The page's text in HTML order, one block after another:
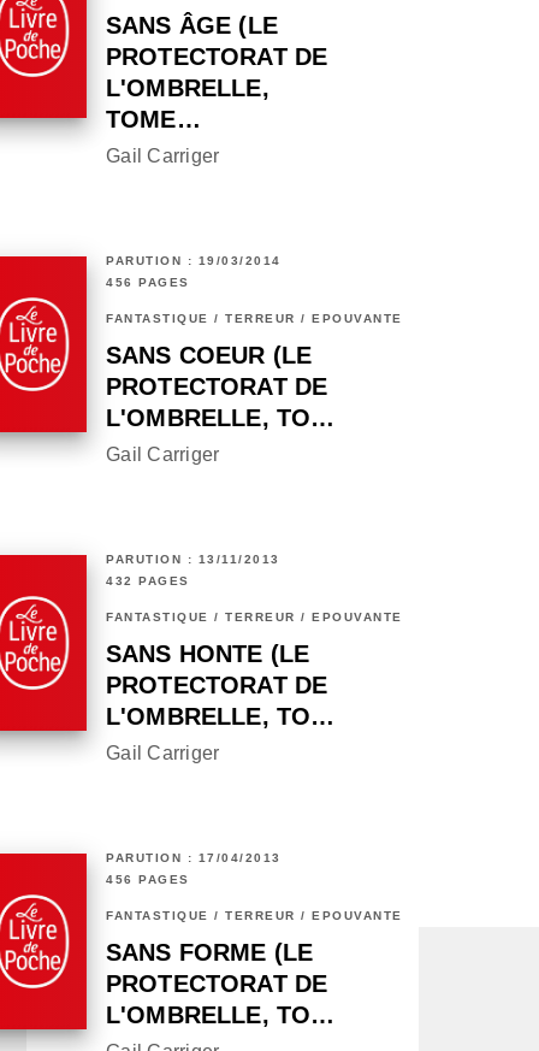
SANS ÂGE (LE
PROTECTORAT DE
L'OMBRELLE,
TOME…
Gail Carriger
PARUTION : 19/03/2014
456 PAGES
FANTASTIQUE / TERREUR / EPOUVANTE
SANS COEUR (LE
PROTECTORAT DE
L'OMBRELLE, TO…
Gail Carriger
PARUTION : 13/11/2013
432 PAGES
FANTASTIQUE / TERREUR / EPOUVANTE
SANS HONTE (LE
PROTECTORAT DE
L'OMBRELLE, TO…
Gail Carriger
PARUTION : 17/04/2013
456 PAGES
FANTASTIQUE / TERREUR / EPOUVANTE
SANS FORME (LE
PROTECTORAT DE
L'OMBRELLE, TO…